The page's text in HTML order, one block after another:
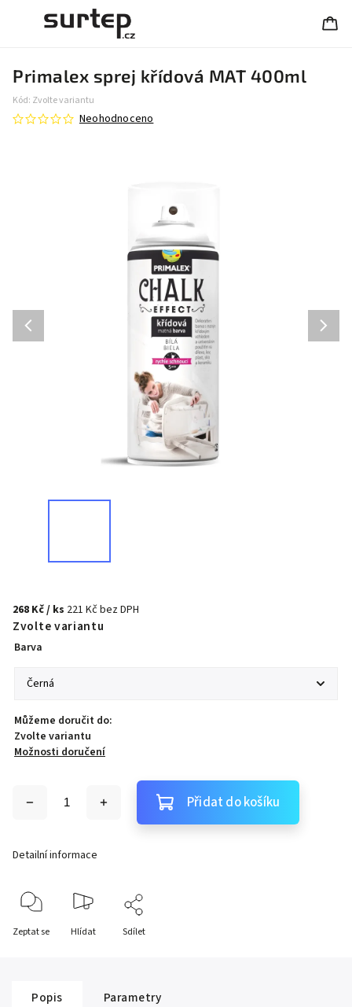
Primalex sprej křídová MAT 400ml
Kód: Zvolte variantu
Neohodnoceno
268 Kč/ ks 221 Kč bez DPH
Zvolte variantu
Barva
Můžeme doručit do:
Zvolte variantu
Možnosti doručení
Přidat do košíku
Detailní informace
Zeptat se Hlídat Sdílet
Popis
Parametry